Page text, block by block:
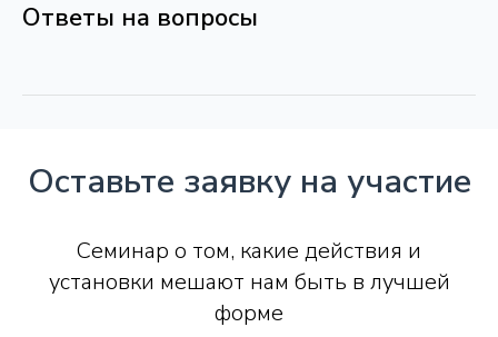
Ответы на вопросы
Оставьте заявку на участие
Семинар о том, какие действия и
установки мешают нам быть в лучшей
форме